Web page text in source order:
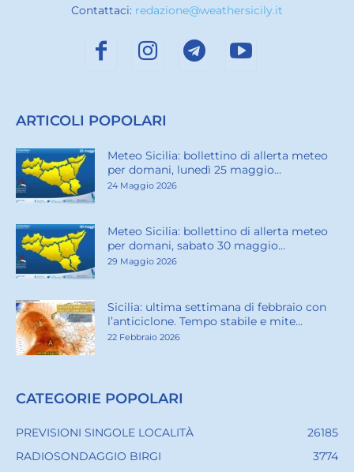
Contattaci: redazione@weathersicily.it
ARTICOLI POPOLARI
Meteo Sicilia: bollettino di allerta meteo
per domani, lunedì 25 maggio...
24 Maggio 2026
Meteo Sicilia: bollettino di allerta meteo
per domani, sabato 30 maggio...
29 Maggio 2026
Sicilia: ultima settimana di febbraio con
l’anticiclone. Tempo stabile e mite...
22 Febbraio 2026
CATEGORIE POPOLARI
PREVISIONI SINGOLE LOCALITÀ
26185
RADIOSONDAGGIO BIRGI
3774